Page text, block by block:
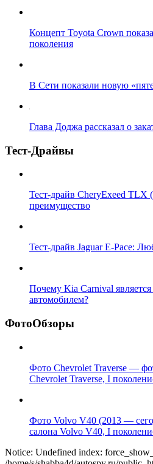
Концепт Toyota Crown
поколения
В Сети показали новую
Глава Доджа рассказал о
Тест-Драйвы
Тест-драйв CheryExeed
преимущество
Тест-драйв Jaguar E-Pace:
Почему Kia Carnival
автомобилем?
ФотоОбзоры
Фото Chevrolet Traverse —
Chevrolet Traverse, I
Фото Volvo V40 (2013 —
салона Volvo V40, I
Notice: Undefined index: